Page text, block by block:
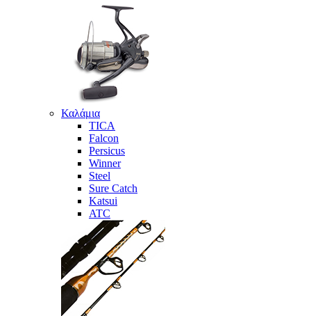
Καλάμια
TICA
Falcon
Persicus
Winner
Steel
Sure Catch
Katsui
ATC